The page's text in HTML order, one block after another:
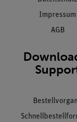
Impressum
AGB